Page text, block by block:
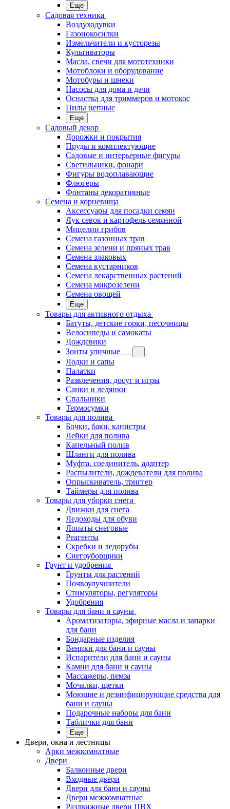
Еще
Садовая техника
Воздуходувки
Газонокосилки
Измельчители и кусторезы
Культиваторы
Масла, свечи для мототехники
Мотоблоки и оборудование
Мотобуры и шнеки
Насосы для дома и дачи
Оснастка для триммеров и мотокос
Пилы цепные
Еще
Садовый декор
Дорожки и покрытия
Пруды и комплектующие
Садовые и интерьерные фигуры
Светильники, фонари
Фигуры водоплавающие
Флюгеры
Фонтаны декоративные
Семена и корневища
Аксессуары для посадки семян
Лук севок и картофель семянной
Мицелии грибов
Семена газонных трав
Семена зелени и пряных трав
Семена злаковых
Семена кустарников
Семена лекарственных растений
Семена микрозелени
Семена овощей
Еще
Товары для активного отдыха
Батуты, детские горки, песочницы
Велосипеды и самокаты
Дождевики
Зонты уличные
Лодки и сапы
Палатки
Развлечения, досуг и игры
Санки и ледянки
Спальники
Термосумки
Товары для полива
Бочки, баки, канистры
Лейки для полива
Капельный полив
Шланги для полива
Муфта, соединитель, адаптер
Распылители, дождеватели для полива
Опрыскиватель, триггер
Таймеры для полива
Товары для уборки снега
Движки для снега
Ледоходы для обуви
Лопаты снеговые
Реагенты
Скребки и ледорубы
Снегоуборщики
Грунт и удобрения
Грунты для растений
Почвоулучшители
Стимуляторы, регуляторы
Удобрения
Товары для бани и сауны
Ароматизаторы, эфирные масла и запарки
для бани
Бондарные изделия
Веники для бани и сауны
Испарители для бани и сауны
Камни для бани и сауны
Массажеры, пемза
Мочалки, щетки
Моющие и дезинфицирующие средства для
бани и сауны
Подарочные наборы для бани
Таблички для бани
Еще
Двери, окна и лестницы
Арки межкомнатные
Двери
Балконные двери
Входные двери
Двери для бани и сауны
Двери межкомнатные
Раздвижные двери ПВХ